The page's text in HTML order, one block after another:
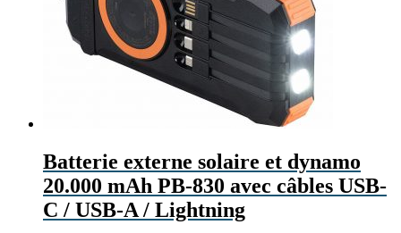
Batterie externe solaire et dynamo
20.000 mAh PB-830 avec câbles USB-
C / USB-A / Lightning